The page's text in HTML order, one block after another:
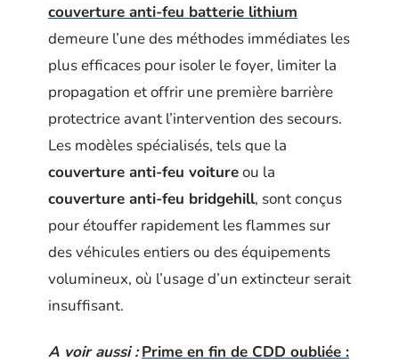
couverture anti-feu batterie lithium
demeure l’une des méthodes immédiates les
plus efficaces pour isoler le foyer, limiter la
propagation et offrir une première barrière
protectrice avant l’intervention des secours.
Les modèles spécialisés, tels que la
couverture anti-feu voitureou la
couverture anti-feu bridgehill, sont conçus
pour étouffer rapidement les flammes sur
des véhicules entiers ou des équipements
volumineux, où l’usage d’un extincteur serait
insuffisant.
A voir aussi : Prime en fin de CDD oubliée :